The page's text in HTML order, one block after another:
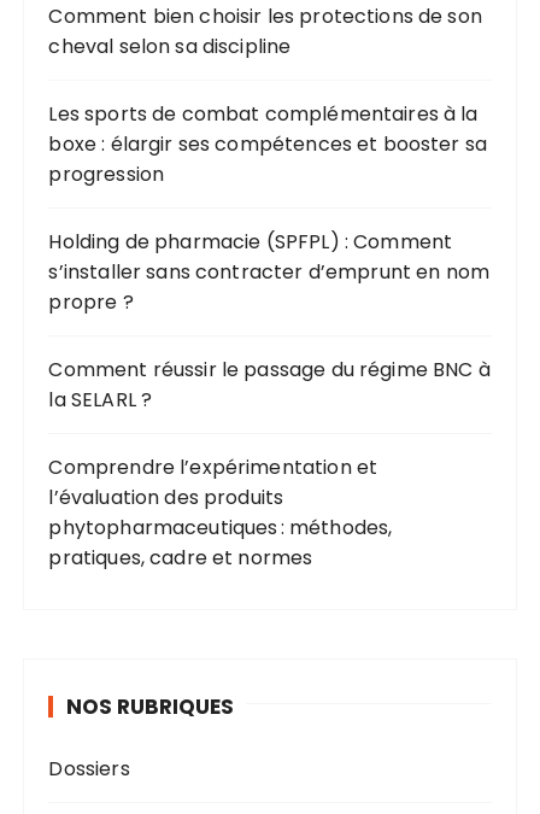
Comment bien choisir les protections de son
cheval selon sa discipline
Les sports de combat complémentaires à la
boxe : élargir ses compétences et booster sa
progression
Holding de pharmacie (SPFPL) : Comment
s’installer sans contracter d’emprunt en nom
propre ?
Comment réussir le passage du régime BNC à
la SELARL ?
Comprendre l’expérimentation et
l’évaluation des produits
phytopharmaceutiques : méthodes,
pratiques, cadre et normes
NOS RUBRIQUES
Dossiers